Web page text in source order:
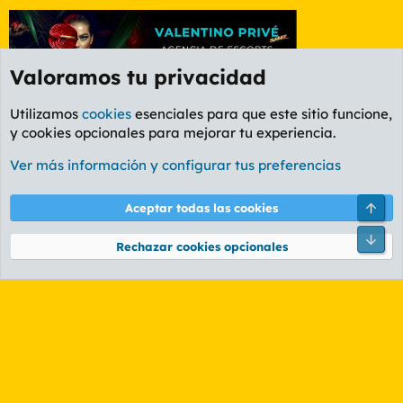
Foro General
Cookies
PL OLDSTYLE AMARILLO
Términos y reglas Política de privacidad Ayuda
Community platform by XenForo® © 2010-2026 XenForo Ltd.
Valoramos tu privacidad
Utilizamos cookies esenciales para que este sitio funcione,
y cookies opcionales para mejorar tu experiencia.
Ver más información y configurar tus preferencias
Aceptar todas las cookies
Rechazar cookies opcionales
Pie